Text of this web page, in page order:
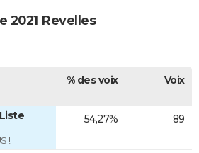
2021 Revelles
% des voix Voix
!
54,27% 89